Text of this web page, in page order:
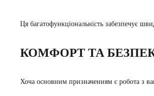
Ця багатофункціональність забезпечує
КОМФОРТ ТА
Хоча основним призначенням є робота з